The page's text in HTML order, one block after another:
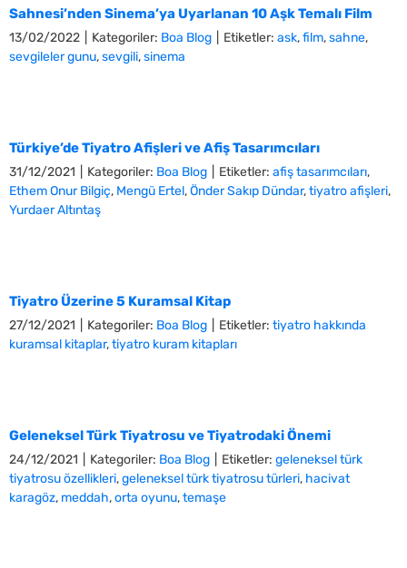
Sahnesi’nden Sinema’ya Uyarlanan 10 Aşk Temalı Film
13/02/2022 Kategoriler: Boa Blog Etiketler: ask,film,sahne,
sevgileler gunu,sevgili,sinema
Türkiye’de Tiyatro Afişleri ve Afiş Tasarımcıları
31/12/2021 Kategoriler: Boa Blog Etiketler: afiş tasarımcıları,
Ethem Onur Bilgiç, Mengü Ertel,Önder Sakıp Dündar,tiyatro afişleri,
Yurdaer Altıntaş
Tiyatro Üzerine 5 Kuramsal Kitap
27/12/2021 Kategoriler: Boa Blog Etiketler: tiyatro hakkında
kuramsal kitaplar,tiyatro kuram kitapları
Geleneksel Türk Tiyatrosu ve Tiyatrodaki Önemi
24/12/2021 Kategoriler: Boa Blog Etiketler: geleneksel türk
tiyatrosu özellikleri,geleneksel türk tiyatrosu türleri, hacivat
karagöz, meddah,orta oyunu,temaşe